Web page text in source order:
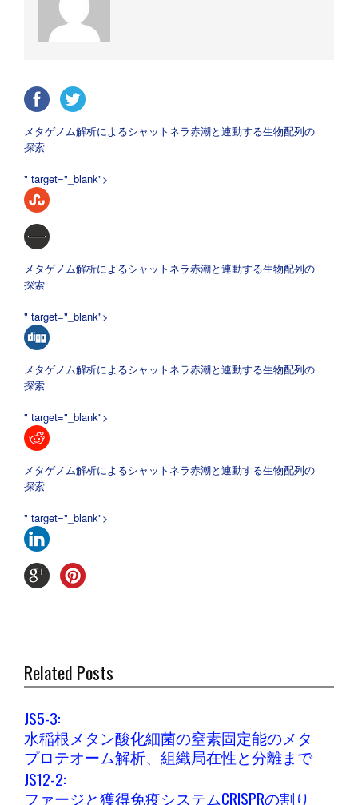
メタゲノム解析によるシャットネラ赤潮と連動する生物配列の
探索
" target="_blank">
メタゲノム解析によるシャットネラ赤潮と連動する生物配列の
探索
" target="_blank">
メタゲノム解析によるシャットネラ赤潮と連動する生物配列の
探索
" target="_blank">
メタゲノム解析によるシャットネラ赤潮と連動する生物配列の
探索
" target="_blank">
Related Posts
JS5-3:
水稲根メタン酸化細菌の窒素固定能のメタ
プロテオーム解析、組織局在性と分離まで
JS12-2:
ファージと獲得免疫システムCRISPRの割り